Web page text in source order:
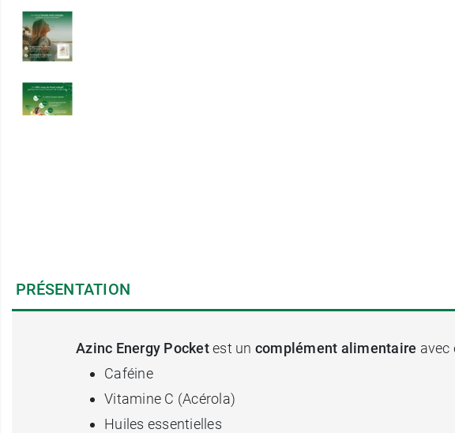
PRÉSENTATION
Azinc Energy Pocketest un complément alimentaire avec
Caféine
Vitamine C (Acérola)
Huiles essentielles